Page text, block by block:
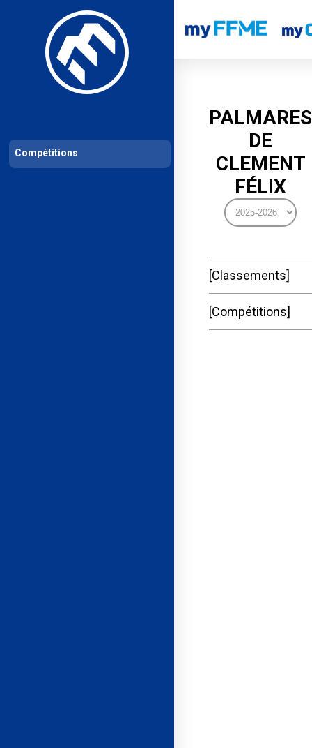
Les compétitions Calendrier de compétitions Classements
PALMARES
DE
CLEMENT
FÉLIX
Classements
Compétitions
Compétitions